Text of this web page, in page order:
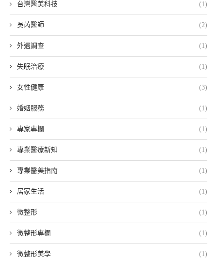
台灣醫美科技 (1)
吳芮醫師 (2)
外遇調查 (1)
失眠治療 (1)
女性健康 (3)
婚姻服務 (1)
專家專欄 (1)
專業醫療新知 (1)
專業醫美指南 (1)
居家生活 (1)
微整形 (1)
微整形專欄 (1)
微整形美學 (1)